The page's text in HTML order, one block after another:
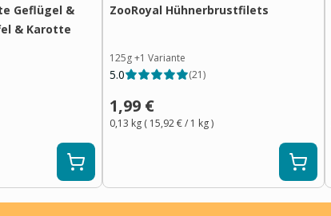
Geflügel &
& Karotte
ZooRoyal Hühnerbrustfilets
125g+1 Variante
5.0 (21)
1,99 €
0,13 kg ( 15,92 €/ 1 kg)